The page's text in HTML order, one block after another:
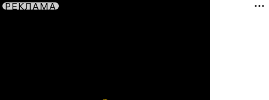
РЕКЛАМА